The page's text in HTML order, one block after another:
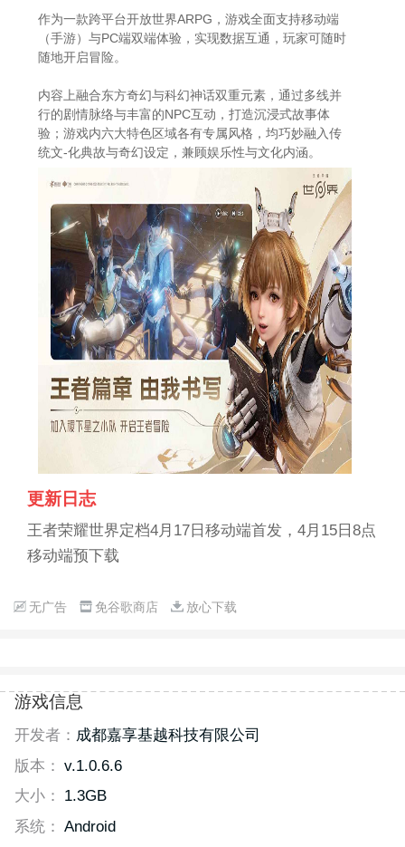
作为一款跨平台开放世界ARPG，游戏全面支持移动端
（手游）与PC端双端体验，实现数据互通，玩家可随时
随地开启冒险。
内容上融合东方奇幻与科幻神话双重元素，通过多线并
行的剧情脉络与丰富的NPC互动，打造沉浸式故事体
验；游戏内六大特色区域各有专属风格，均巧妙融入传
统文-化典故与奇幻设定，兼顾娱乐性与文化内涵。
更新日志
王者荣耀世界定档4月17日移动端首发，4月15日8点
移动端预下载
无广告 免谷歌商店 放心下载
游戏信息
开发者： 成都嘉享基越科技有限公司
版本： v.1.0.6.6
大小：
1.3GB
系统： Android